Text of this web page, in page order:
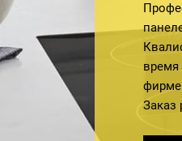
время
Заказ